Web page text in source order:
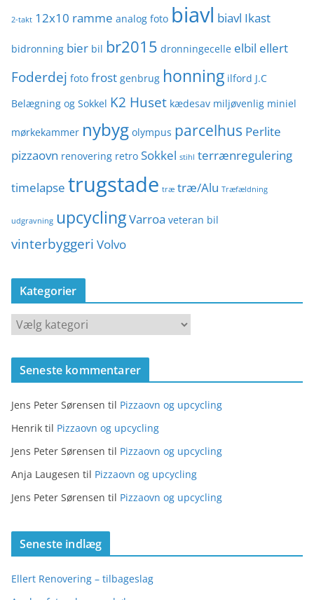
r
2-takt 12x10 ramme analog foto biavl biavl Ikast
bidronning bier bil br2015 dronningecelle elbil ellert
Foderdej foto frost genbrug honning ilford J.C
Belægning og Sokkel K2 Huset kædesav miljøvenlig miniel
mørkekammer nybyg olympus parcelhus Perlite
pizzaovn renovering retro Sokkel stihl terrænregulering
timelapse trugstade træ træ/Alu Træfældning
udgravning upcyclingVarroa veteran bil
vinterbyggeri Volvo
Kategorier
K
a
t
o
r
i
r
Seneste kommentarer
Jens Peter Sørensen til Pizzaovn og upcycling
Henrik til Pizzaovn og upcycling
Jens Peter Sørensen til Pizzaovn og upcycling
Anja Laugesen til Pizzaovn og upcycling
Jens Peter Sørensen til Pizzaovn og upcycling
Seneste indlæg
Ellert Renovering – tilbageslag